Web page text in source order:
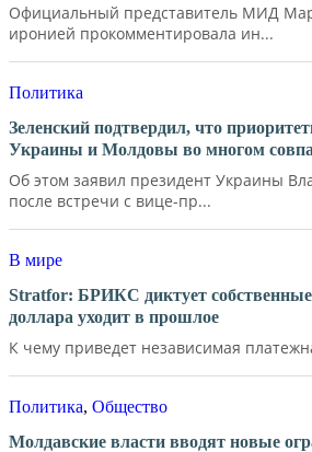
Официальный представитель МИД
иронией прокомментировала ин...
Политика
Зеленский подтвердил, что
Украины и Молдовы во многом
Об этом заявил президент Украины
после встречи с вице-пр...
В мире
Stratfor: БРИКС диктует
доллара уходит в прошлое
К чему приведет независимая
Политика, Общество
Молдавские власти вводят новые